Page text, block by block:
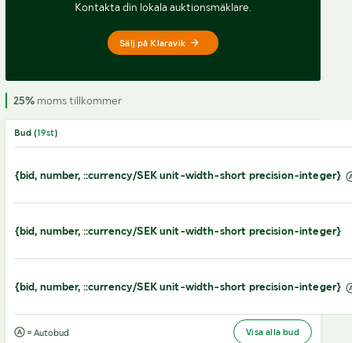
Kontakta din lokala auktionsmäklare.
Sälj på Klaravik
25%moms tillkommer
Bud (19st)
{bid, number, ::currency/SEK unit-width-short precision-integer}
{bid, number, ::currency/SEK unit-width-short precision-integer}
{bid, number, ::currency/SEK unit-width-short precision-integer}
= Autobud Visa alla bud